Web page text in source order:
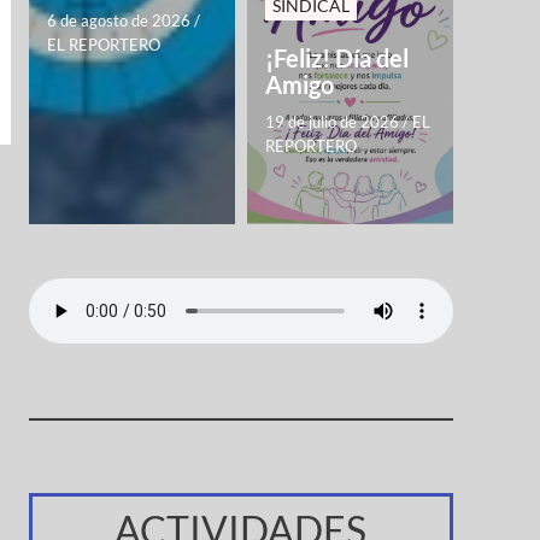
6 de agosto de 2026/
EL REPORTERO
SINDICAL
¡Feliz! Día del
Amigo
19 de julio de 2026/EL
REPORTERO
ACTIVIDADES